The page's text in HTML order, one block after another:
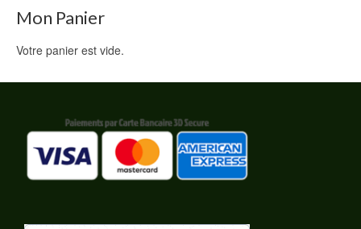
Mon Panier
Votre panier est vide.